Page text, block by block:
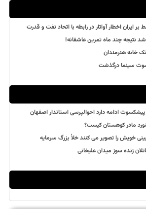
بر ایران اخطار آواتار در رابطه با اتحاد نفت و قدرت
نتیجه چند ماه تمرین عاشقانه!
خانه هنرمندان
سینما درگذشت
ادامه دارد احوالپرسی استاندار اصفهان
خویش را تصویر می کنند خلأ بزرگ سرمایه
زنده سوز میدان علیخانی